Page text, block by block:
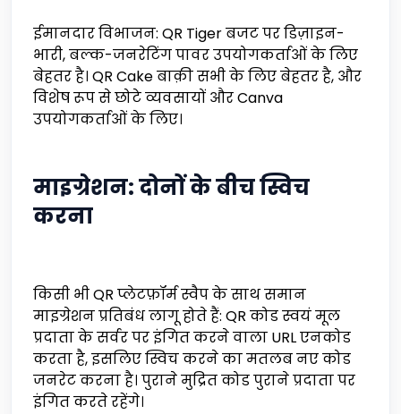
ईमानदार विभाजन: QR Tiger बजट पर डिज़ाइन-
भारी, बल्क-जनरेटिंग पावर उपयोगकर्ताओं के लिए
बेहतर है। QR Cake बाक़ी सभी के लिए बेहतर है, और
विशेष रूप से छोटे व्यवसायों और Canva
उपयोगकर्ताओं के लिए।
माइग्रेशन: दोनों के बीच स्विच
करना
किसी भी QR प्लेटफ़ॉर्म स्वैप के साथ समान
माइग्रेशन प्रतिबंध लागू होते हैं: QR कोड स्वयं मूल
प्रदाता के सर्वर पर इंगित करने वाला URL एनकोड
करता है, इसलिए स्विच करने का मतलब नए कोड
जनरेट करना है। पुराने मुद्रित कोड पुराने प्रदाता पर
इंगित करते रहेंगे।